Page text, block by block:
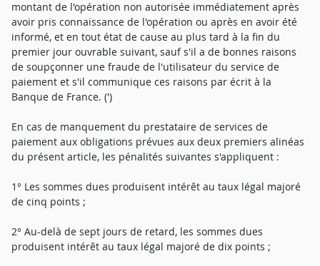
montant de l'opération non autorisée immédiatement après
avoir pris connaissance de l'opération ou après en avoir été
informé, et en tout état de cause au plus tard à la fin du
premier jour ouvrable suivant, sauf s'il a de bonnes raisons
de soupçonner une fraude de l'utilisateur du service de
paiement et s'il communique ces raisons par écrit à la
Banque de France. (')
En cas de manquement du prestataire de services de
paiement aux obligations prévues aux deux premiers alinéas
du présent article, les pénalités suivantes s'appliquent :
1° Les sommes dues produisent intérêt au taux légal majoré
de cinq points ;
2° Au-delà de sept jours de retard, les sommes dues
produisent intérêt au taux légal majoré de dix points ;